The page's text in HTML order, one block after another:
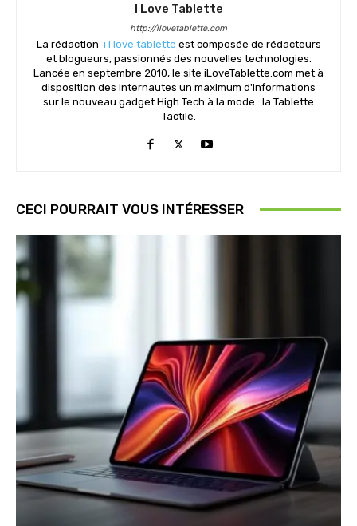
I Love Tablette
http://ilovetablette.com
La rédaction +i love tablette est composée de rédacteurs
et blogueurs, passionnés des nouvelles technologies.
Lancée en septembre 2010, le site iLoveTablette.com met à
disposition des internautes un maximum d'informations
sur le nouveau gadget High Tech à la mode : la Tablette
Tactile.
CECI POURRAIT VOUS INTÉRESSER